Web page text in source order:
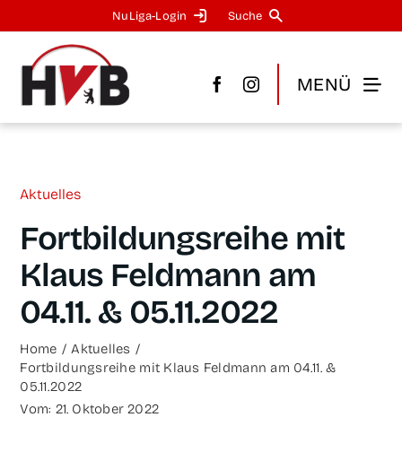
Inhalt
springen
NuLi­­ga-Log­in Suche
MENÜ
Aktu­el­les
Fort­bil­dungs­rei­he mit
Klaus Feld­mann am
04.11. & 05.11.2022
Home
Aktu­el­les
Fort­bil­dungs­rei­he mit Klaus Feld­mann am 04.11. &
05.11.2022
Vom: 21. Okto­ber 2022